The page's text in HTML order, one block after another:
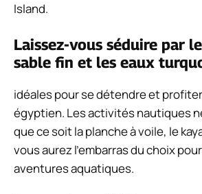
Island.
Laissez-vous séduire par
sable fin et les eaux
idéales pour se détendre et
égyptien. Les activités nautiques
que ce soit la planche à voile, le
vous aurez l’embarras du choix
aventures aquatiques.